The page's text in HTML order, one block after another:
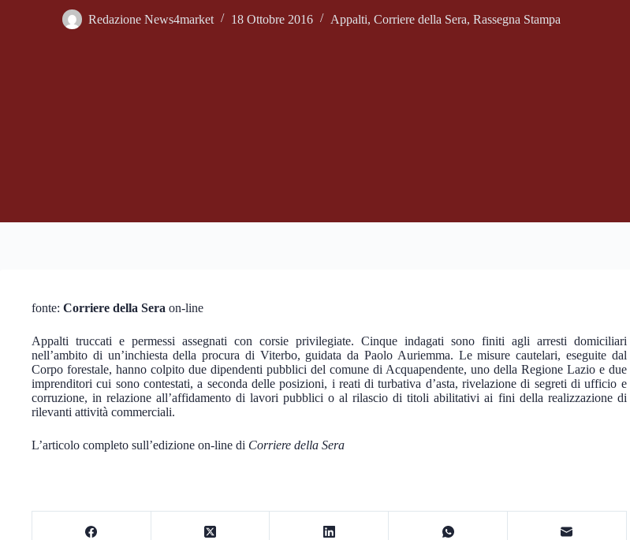
Redazione News4market 18 Ottobre 2016 Appalti, Corriere della Sera, Rassegna Stampa
fonte: Corriere della Sera on-line
Appalti truccati e permessi assegnati con corsie privilegiate. Cinque indagati sono finiti agli arresti domiciliari
nell’ambito di un’inchiesta della procura di Viterbo, guidata da Paolo Auriemma. Le misure cautelari, eseguite dal
Corpo forestale, hanno colpito due dipendenti pubblici del comune di Acquapendente, uno della Regione Lazio e due
imprenditori cui sono contestati, a seconda delle posizioni, i reati di turbativa d’asta, rivelazione di segreti di ufficio e
corruzione, in relazione all’affidamento di lavori pubblici o al rilascio di titoli abilitativi ai fini della realizzazione di
rilevanti attività commerciali.
L’articolo completo sull’edizione on-line di Corriere della Sera